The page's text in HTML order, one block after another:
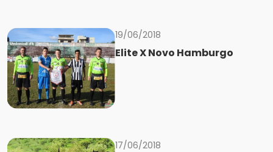
19/06/2018
Elite X Novo Hamburgo
17/06/2018